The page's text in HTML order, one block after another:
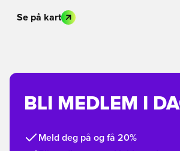
Se på kart
BLI MEDLEM I
Meld deg på og få 20%